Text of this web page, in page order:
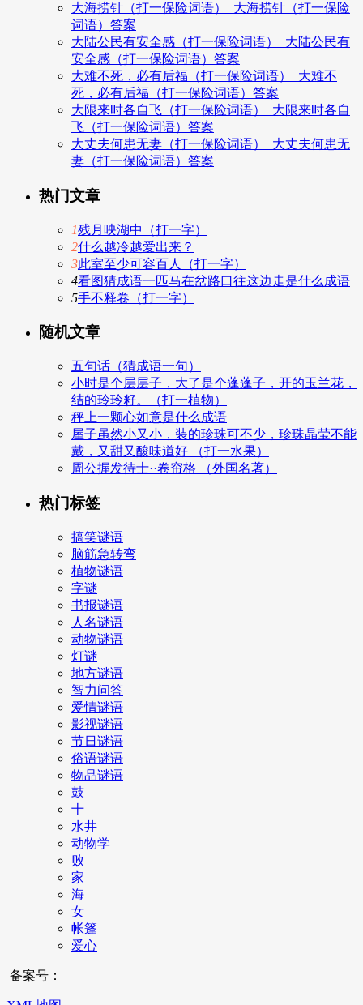
大海捞针（打一保险词语）_大海捞针（打一保险
词语）答案
大陆公民有安全感（打一保险词语）_大陆公民有
安全感（打一保险词语）答案
大难不死，必有后福（打一保险词语）_大难不
死，必有后福（打一保险词语）答案
大限来时各自飞（打一保险词语）_大限来时各自
飞（打一保险词语）答案
大丈夫何患无妻（打一保险词语）_大丈夫何患无
妻（打一保险词语）答案
热门文章
1残月映湖中（打一字）
2什么越冷越爱出来？
3此室至少可容百人（打一字）
4看图猜成语一匹马在岔路口往这边走是什么成语
5手不释卷（打一字）
随机文章
五句话（猜成语一句）
小时是个层层子，大了是个蓬蓬子，开的玉兰花，
结的玲玲籽。（打一植物）
秤上一颗心如意是什么成语
屋子虽然小又小，装的珍珠可不少，珍珠晶莹不能
戴，又甜又酸味道好 （打一水果）
周公握发待士··卷帘格 （外国名著）
热门标签
搞笑谜语
脑筋急转弯
植物谜语
字谜
书报谜语
人名谜语
动物谜语
灯谜
地方谜语
智力问答
爱情谜语
影视谜语
节日谜语
俗语谜语
物品谜语
鼓
十
水井
动物学
败
家
海
女
帐篷
爱心
备案号：